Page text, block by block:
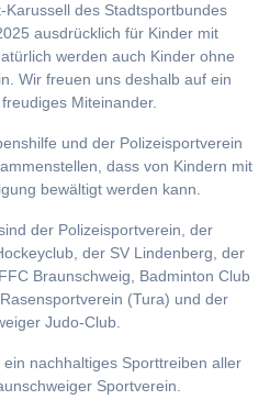
des Stadtsportbundes
ausdrücklich für Kinder mit
werden auch Kinder ohne
Wir freuen uns deshalb auf ein
Miteinander.
und der Polizeisportverein
dass von Kindern mit
bewältigt werden kann.
der Polizeisportverein, der
der SV Lindenberg, der
Braunschweig, Badminton Club
(Tura) und der
Judo-Club.
nachhaltiges Sporttreiben aller
Sportverein.